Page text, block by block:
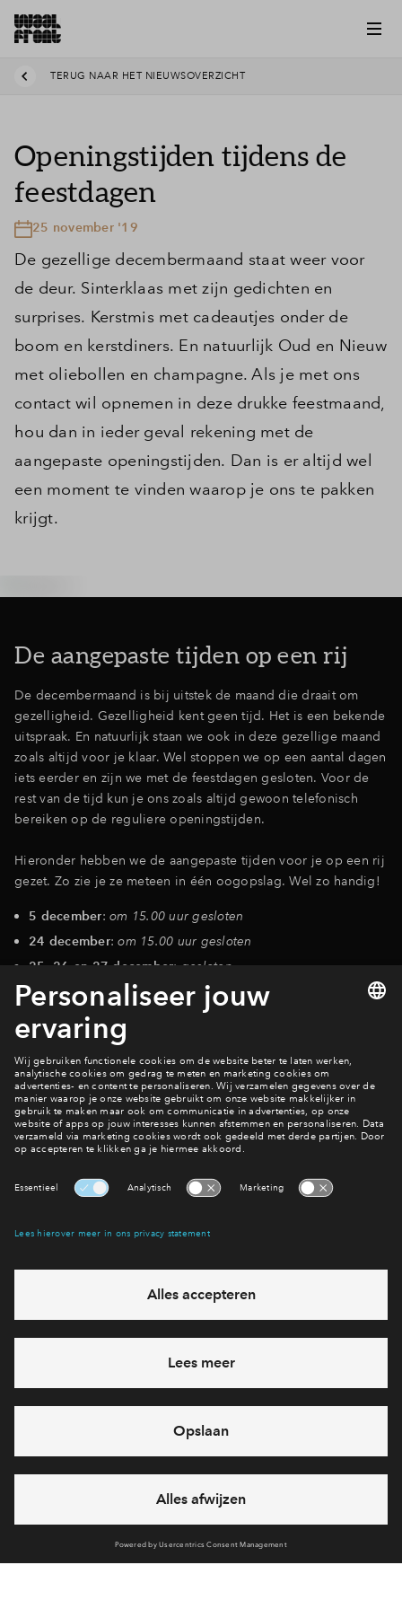
TERUG NAAR HET NIEUWSOVERZICHT
Openingstijden tijdens de
feestdagen
25 november '19
De gezellige decembermaand staat weer voor
de deur. Sinterklaas met zijn gedichten en
surprises. Kerstmis met cadeautjes onder de
boom en kerstdiners. En natuurlijk Oud en Nieuw
met oliebollen en champagne. Als je met ons
contact wil opnemen in deze drukke feestmaand,
hou dan in ieder geval rekening met de
aangepaste openingstijden. Dan is er altijd wel
een moment te vinden waarop je ons te pakken
krijgt.
De aangepaste tijden op een rij
De decembermaand is bij uitstek de maand die draait om
gezelligheid. Gezelligheid kent geen tijd. Het is een bekende
uitspraak. En natuurlijk staan we ook in deze gezellige maand
zoals altijd voor je klaar. Wel stoppen we op een aantal dagen
iets eerder en zijn we met de feestdagen gesloten. Voor de
rest van de tijd kun je ons zoals altijd gewoon telefonisch
bereiken op de reguliere openingstijden.
Hieronder hebben we de aangepaste tijden voor je op een rij
gezet. Zo zie je ze meteen in één oogopslag. Wel zo handig!
5 december: om 15.00 uur gesloten
24 december:om 15.00 uur gesloten
25, 26 en 27 december: gesloten
31 december:vanaf 15.00 uur gesloten
:
Contact
Interesse? Meld je dan snel aan
Hiermee blijf je op de hoogte van het belangrijkste nieuws en
Ja, ik wil mij aanmelden
Heb je een vraag en wil je direct antwoord? Bel ons op
712 27 21
feestdagen)
vandaag gesloten, zaterdag zijn we vanaf
10:00 uur weer
bereikbaar